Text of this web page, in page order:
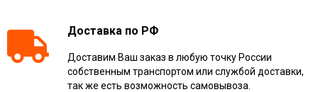
Доставка по РФ
Доставим Ваш заказ в любую точку России
собственным транспортом или службой доставки,
так же есть возможность самовывоза.